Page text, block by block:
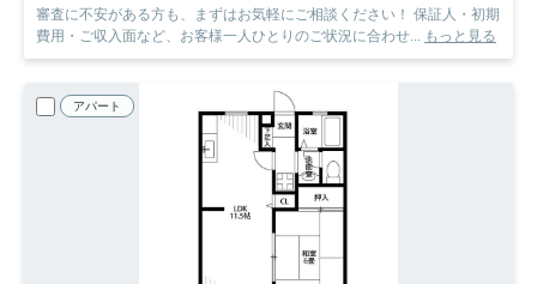
審査に不安がある方も、まずはお気軽にご相談ください！ 保証人・初期
費用・ご収入面など、お客様一人ひとりのご状況に合わせ... もっと見る
アパート